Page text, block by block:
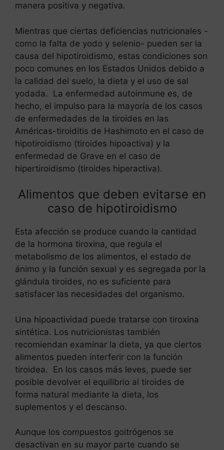
manera positiva y negativa.
Mientras que ciertas deficiencias nutricionales -
como la falta de yodo y selenio- pueden ser la
causa del hipotiroidismo, estas condiciones son
poco comunes en los Estados Unidos debido a
la calidad del suelo, la dieta y el uso de sal
yodada. La enfermedad autoinmune es, de
hecho, el impulso para la mayoría de los casos
de enfermedades de la tiroides en las
Américas-tiroiditis de Hashimoto en el caso de
hipotiroidismo (tiroides hipoactiva) y la
enfermedad de Grave en el caso de
hipertiroidismo (tiroides hiperactiva).
Alimentos que deben evitarse en
caso de hipotiroidismo
Esta afección se produce cuando la cantidad
de la hormona tiroxina, que regula el
metabolismo de los alimentos, el estado de
ánimo y la función sexual y es segregada por la
glándula tiroides, no es suficiente para
satisfacer las necesidades del organismo.
Una hipoactividad puede tratarse con tiroxina
sintética. Los nutricionistas también
recomiendan examinar la dieta, ya que ciertos
alimentos pueden interferir con la función
tiroidea. En los casos más leves, puede ser
posible devolver el equilibrio al tiroides de
forma natural mediante la dieta, los
suplementos y el descanso.
Aunque los compuestos goitrógenos se
desactivan en su mayor parte cuando se